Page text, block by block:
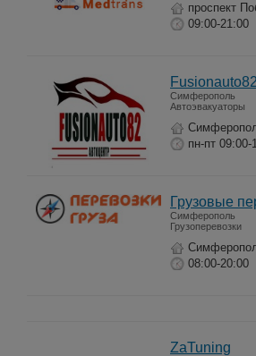
проспект
09:00-21:00
Fusionauto82
Симферополь
Автоэвакуаторы
пн-пт
Грузовые
Симферополь
Грузоперевозки
08:00-20:00
ZaTuning